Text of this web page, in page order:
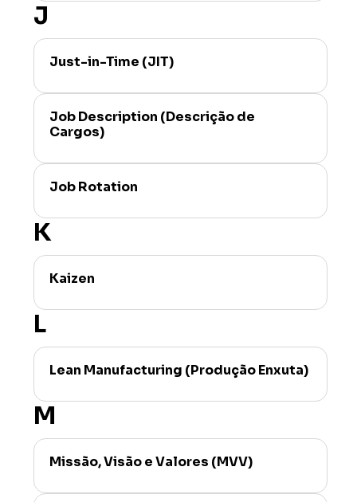
J
Just-in-Time (JIT)
Job Description (Descrição de
Cargos)
Job Rotation
K
Kaizen
L
Lean Manufacturing (Produção Enxuta)
M
Missão, Visão e Valores (MVV)